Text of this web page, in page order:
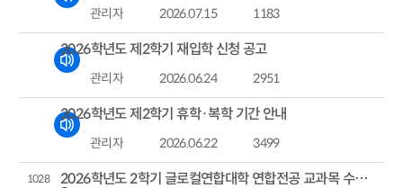
관리자 2026.07.15 1183
2026학년도 제2학기 재입학 신청 공고
관리자 2026.06.24 2951
2026학년도 제2학기 휴학·복학 기간 안내
관리자 2026.06.22 3499
1028 2026학년도 2학기 글로컬연합대학 연합전공 교과목 수강신청 안내